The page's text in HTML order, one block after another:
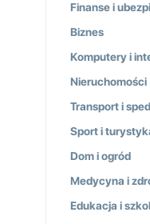
Finanse i
Biznes
Komputery i
Nieruchomości
Transport i
Sport i
Dom i ogród
Medycyna i
Edukacja i